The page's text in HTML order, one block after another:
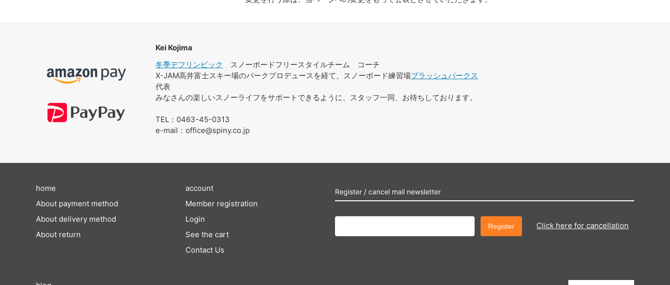
Kei Kojima
冬季デフリンピック
スノーボードフリースタイルチーム コーチ
X-JAM高井富士スキー場のパークプロデュースを経て、スノーボード練習場ブラッシュパークス
代表
みなさんの楽しいスノーライフをサポートできるように、スタッフ一同、お待ちしております。
TEL：0463-45-0313
e-mail：office@spiny.co.jp
Register / cancel mail newsletter
Click here for cancellation
home
About payment method
About delivery method
About return
account
Member registration
Login
See the cart
Contact Us